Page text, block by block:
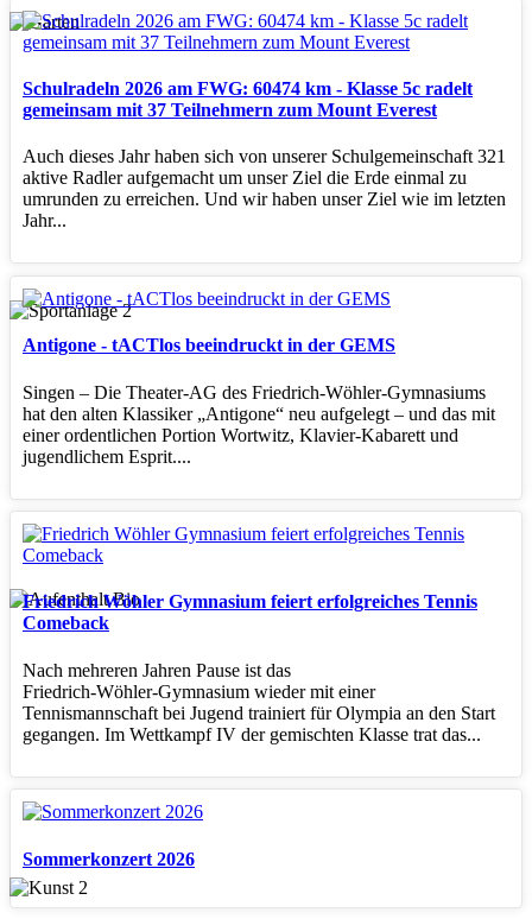
Schulradeln 2026 am FWG: 60474 km - Klasse 5c radelt
gemeinsam mit 37 Teilnehmern zum Mount Everest
Auch dieses Jahr haben sich von unserer Schulgemeinschaft 321
aktive Radler aufgemacht um unser Ziel die Erde einmal zu
umrunden zu erreichen. Und wir haben unser Ziel wie im letzten
Jahr...
Antigone - tACTlos beeindruckt in der GEMS
Singen – Die Theater‑AG des Friedrich‑Wöhler‑Gymnasiums
hat den alten Klassiker „Antigone“ neu aufgelegt – und das mit
einer ordentlichen Portion Wortwitz, Klavier‑Kabarett und
jugendlichem Esprit....
Friedrich Wöhler Gymnasium feiert erfolgreiches Tennis
Comeback
Nach mehreren Jahren Pause ist das
Friedrich‑Wöhler‑Gymnasium wieder mit einer
Tennismannschaft bei Jugend trainiert für Olympia an den Start
gegangen. Im Wettkampf IV der gemischten Klasse trat das...
Sommerkonzert 2026